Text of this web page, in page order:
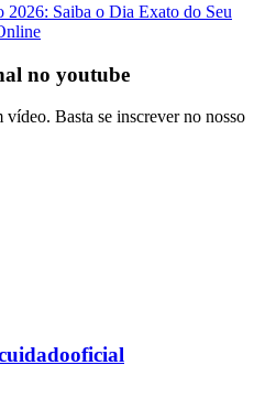
Saiba o Dia Exato do Seu
no youtube
Basta se inscrever no nosso